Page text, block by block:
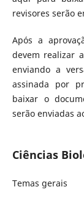
revisores serão
Após a
devem realizar
enviando a
assinada por
baixar o
serão enviadas
Ciências
Temas gerais